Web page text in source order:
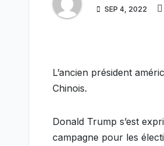
SEP 4, 2022
L’ancien président
Chinois.
Donald Trump s’est
campagne pour les